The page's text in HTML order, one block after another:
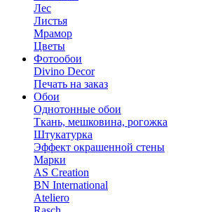
Лес
Листья
Мрамор
Цветы
Фотообои
Divino Decor
Печать на заказ
Обои
Однотонные обои
Ткань, мешковина, рогожка
Штукатурка
Эффект окрашенной стены
Марки
AS Creation
BN International
Ateliero